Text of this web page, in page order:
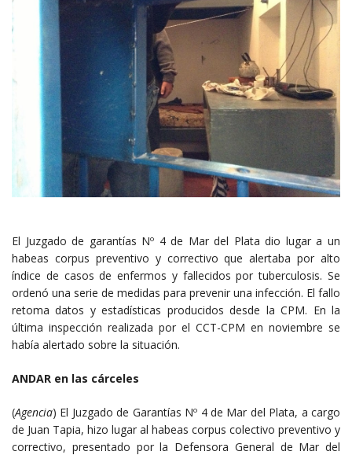
El Juzgado de garantías Nº 4 de Mar del Plata dio lugar a un
habeas corpus preventivo y correctivo que alertaba por alto
índice de casos de enfermos y fallecidos por tuberculosis. Se
ordenó una serie de medidas para prevenir una infección. El fallo
retoma datos y estadísticas producidos desde la CPM. En la
última inspección realizada por el CCT-CPM en noviembre se
había alertado sobre la situación.
ANDAR en las cárceles
(Agencia) El Juzgado de Garantías Nº 4 de Mar del Plata, a cargo
de Juan Tapia, hizo lugar al habeas corpus colectivo preventivo y
correctivo, presentado por la Defensora General de Mar del